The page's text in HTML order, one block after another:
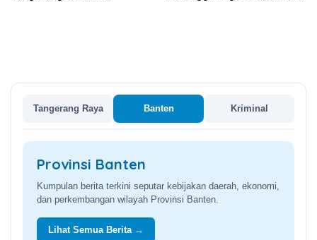
Tangerang Raya Banten Kriminal
Provinsi Banten
Kumpulan berita terkini seputar kebijakan daerah, ekonomi,
dan perkembangan wilayah Provinsi Banten.
Lihat Semua Berita →